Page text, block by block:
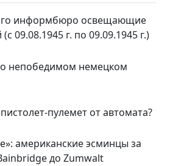
информбюро освещающие
09.08.1945 г. по 09.09.1945 г.)
непобедимом немецком
пулемет от автомата?
американские эсминцы за
до Zumwalt